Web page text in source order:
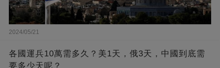
2024/05/21
各國運兵10萬需多久？美1天，俄3天，中國到底需
要多少天呢？